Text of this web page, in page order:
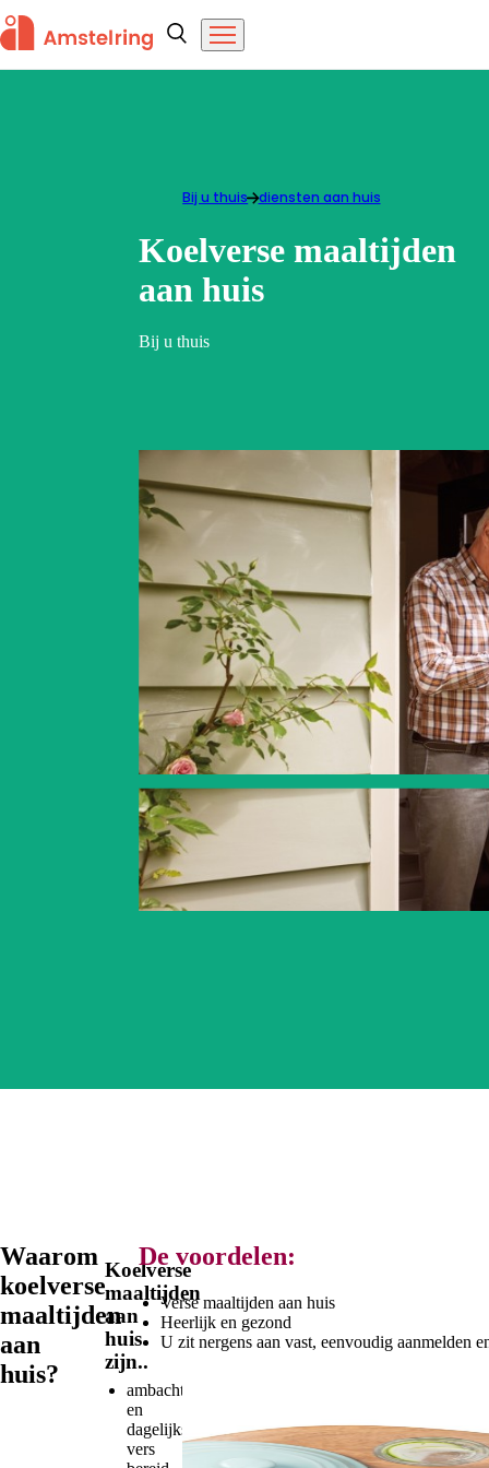
Overslaan en naar de inhoud gaan
Amstelring
ZoekenMenu
Bij u thuis diensten aan huis
Koelverse maaltijden aan huis
Koelverse maaltijden
aan huis
Bij u thuis
Waarom
koelverse
maaltijden
aan
huis?
Koelverse
maaltijden
aan
huis
zijn..
ambachtelijk
en
dagelijks
vers
De voordelen:
Verse maaltijden aan huis
Heerlijk en gezond
U zit nergens aan vast, eenvoudig aanmelden